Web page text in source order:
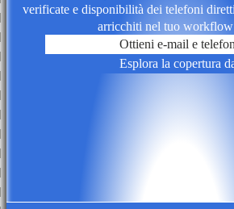
verificate e disponibilità dei telefoni
arricchiti nel tuo workflow
Ottieni e-mail e
Esplora la copertura